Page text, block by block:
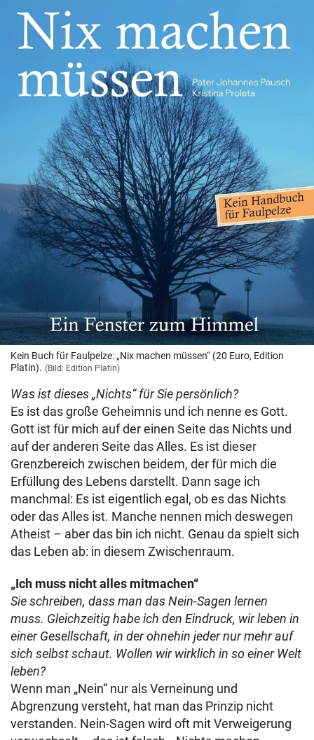
Kein Buch für Faulpelze: „Nix machen müssen“ (20 Euro, Edition
Platin). (Bild: Edition Platin)
Was ist dieses „Nichts“ für Sie persönlich?
Es ist das große Geheimnis und ich nenne es Gott.
Gott ist für mich auf der einen Seite das Nichts und
auf der anderen Seite das Alles. Es ist dieser
Grenzbereich zwischen beidem, der für mich die
Erfüllung des Lebens darstellt. Dann sage ich
manchmal: Es ist eigentlich egal, ob es das Nichts
oder das Alles ist. Manche nennen mich deswegen
Atheist – aber das bin ich nicht. Genau da spielt sich
das Leben ab: in diesem Zwischenraum.
„Ich muss nicht alles mitmachen“
Sie schreiben, dass man das Nein-Sagen lernen
muss. Gleichzeitig habe ich den Eindruck, wir leben in
einer Gesellschaft, in der ohnehin jeder nur mehr auf
sich selbst schaut. Wollen wir wirklich in so einer Welt
leben?
Wenn man „Nein“ nur als Verneinung und
Abgrenzung versteht, hat man das Prinzip nicht
verstanden. Nein-Sagen wird oft mit Verweigerung